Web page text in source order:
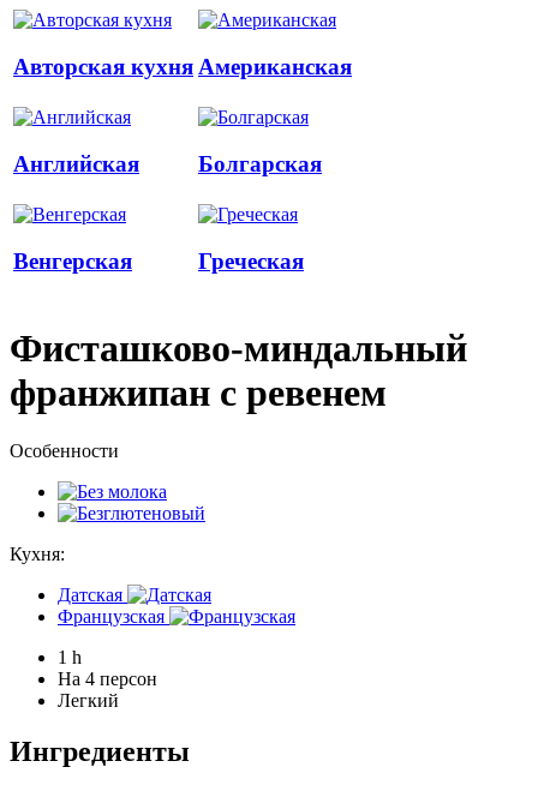
Авторская кухня Американская
Английская Болгарская
Венгерская Греческая
Фисташково-миндальный
франжипан с ревенем
Особенности
Кухня:
Датская
Французская
1 h
На 4 персон
Легкий
Ингредиенты